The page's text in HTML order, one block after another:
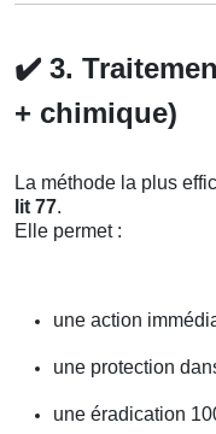
✔️ 3.
+ chimique)
La méthode la plus
lit 77.
Elle permet :
une action
une protection
une éradication